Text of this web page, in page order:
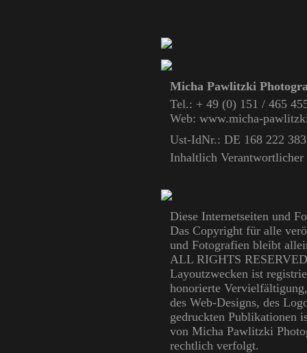
Micha Pawlitzki
Tel.: + 49 (0) 151 / 465
Web: www.micha-
Ust-IdNr.: DE 168 222 383
Inhaltlich
Diese Internetseiten und
Das Copyright für alle
und Fotografien bleibt
ALL RIGHTS
Layoutzwecken ist
honorierte
des Web-Designs, des
gedruckten Publikationen
von Micha Pawlitzki
rechtlich verfolgt.